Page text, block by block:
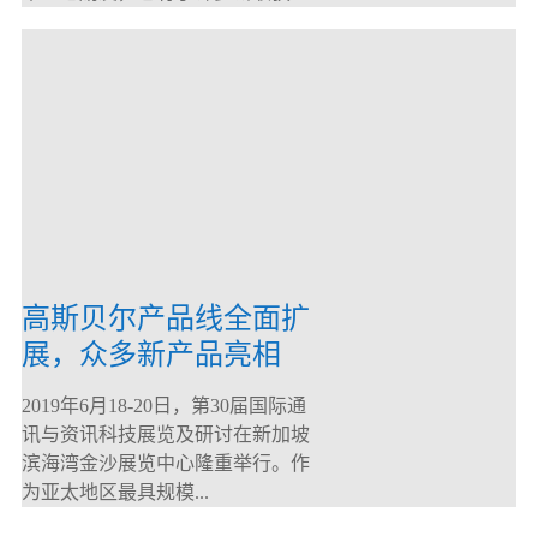
高斯贝尔产品线全面扩
展，众多新产品亮相
CommunicAsia 2019
2019年6月18-20日，第30届国际通
讯与资讯科技展览及研讨在新加坡
滨海湾金沙展览中心隆重举行。作
为亚太地区最具规模...